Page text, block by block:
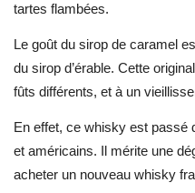
tartes flambées.
Le goût du sirop de caramel
du sirop d’érable. Cette
fûts différents, et à un
En effet, ce whisky est passé
et américains. Il mérite une
acheter un nouveau whisky